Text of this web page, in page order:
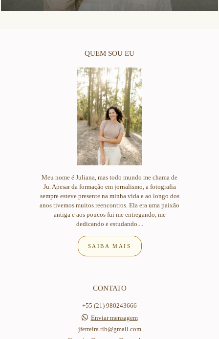
QUEM SOU EU
Meu nome é Juliana, mas todo mundo me chama de
Ju. Apesar da formação em jornalismo, a fotografia
sempre esteve presente na minha vida e ao longo dos
anos tivemos muitos reencontros. Ela era uma paixão
antiga e aos poucos fui me entregando, me
dedicando e estudando....
SAIBA MAIS
CONTATO
+55 (21) 980243666
Enviar mensagem
jferreira.rib@gmail.com